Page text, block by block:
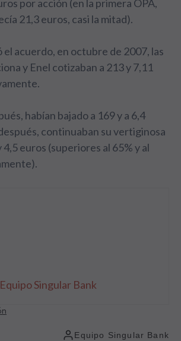
por acción (en la primera OPA,
21,3 euros, casi la mitad).
el acuerdo, en octubre de 2007, las
y Enel cotizaban a 213 y 7,11
habían bajado a 169 y a 6,4
continuaban su vertiginosa
4,5 euros (superiores al 65% y al
Equipo Singular Bank
Equipo Singular Bank